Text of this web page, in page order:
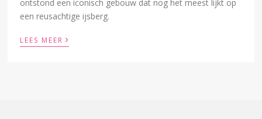
ontstond een iconisch gebouw dat nog het meest lijkt op
een reusachtige ijsberg.
LEES MEER ›